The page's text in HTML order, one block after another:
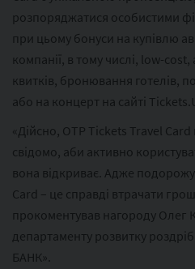
розпоряджатися особистими
при цьому бонуси на купівлю
компанії, в тому числі, low-
квитків, бронювання готелів,
або на концерт на сайті
«Дійсно, OTP Tickets Travel
свідомо, аби активно
вона відкриває. Адже
Card – це справді втрачати
прокоментував нагороду Олег
департаменту розвитку
БАНК».